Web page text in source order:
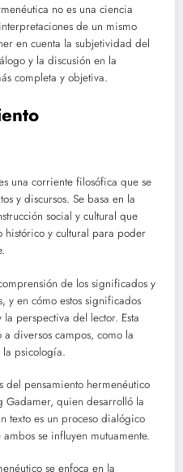
no es una ciencia
de un mismo
en cuenta la subjetividad del
y la discusión en la
completa y objetiva.
una corriente filosófica que se
y discursos. Se basa en la
social y cultural que
histórico y cultural para poder
de los significados y
y en cómo estos significados
perspectiva del lector. Esta
diversos campos, como la
psicología.
del pensamiento hermenéutico
Gadamer, quien desarrolló la
texto es un proceso dialógico
se influyen mutuamente.
se enfoca en la